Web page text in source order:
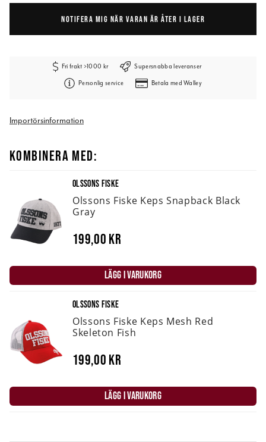
NOTIFERA MIG NÄR VARAN ÄR ÅTER I LAGER
Fri frakt >1000 kr Supersnabba leveranser
Personlig service Betala med Walley
Importörsinformation
KOMBINERA MED:
OLSSONS FISKE
Olssons Fiske Keps Snapback Black
Gray
199,00 kr
LÄGG I VARUKORG
OLSSONS FISKE
Olssons Fiske Keps Mesh Red
Skeleton Fish
199,00 kr
LÄGG I VARUKORG